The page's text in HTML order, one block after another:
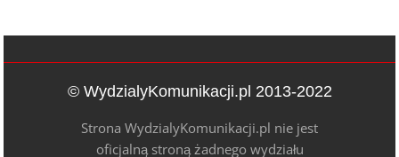
© WydzialyKomunikacji.pl 2013-2022
Strona WydzialyKomunikacji.pl nie jest
oficjalną stroną żadnego wydziału